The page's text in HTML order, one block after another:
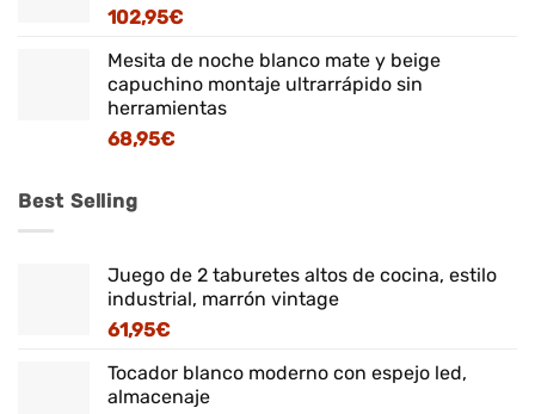
102,95€
Mesita de noche blanco mate y beige
capuchino montaje ultrarrápido sin
herramientas
68,95€
Best Selling
Juego de 2 taburetes altos de cocina, estilo
industrial, marrón vintage
61,95€
Tocador blanco moderno con espejo led,
almacenaje